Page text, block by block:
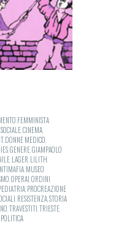
FEMMINISTA
CINEMA
,DONNE MEDICO
GENEREGIAMPAOLO
LAGER LILITH
MUSEO
OPERAI ORDINI
PROCREAZIONE
RESISTENZASTORIA
TRAVESTITI TRIESTE